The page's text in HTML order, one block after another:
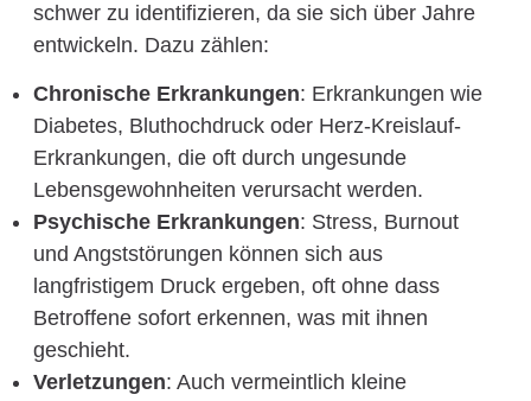
schwer zu identifizieren, da sie sich über Jahre
entwickeln. Dazu zählen:
Chronische Erkrankungen: Erkrankungen wie
Diabetes, Bluthochdruck oder Herz-Kreislauf-
Erkrankungen, die oft durch ungesunde
Lebensgewohnheiten verursacht werden.
Psychische Erkrankungen: Stress, Burnout
und Angststörungen können sich aus
langfristigem Druck ergeben, oft ohne dass
Betroffene sofort erkennen, was mit ihnen
geschieht.
Verletzungen: Auch vermeintlich kleine